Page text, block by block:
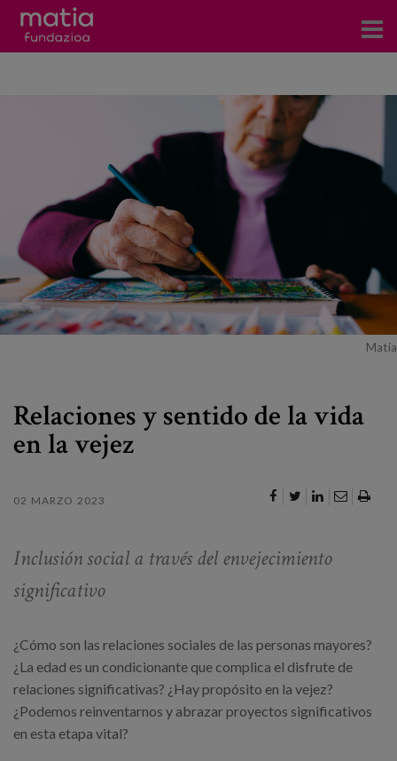
Noticias
Blog
Prensa
es
eu
Matia
Relaciones y sentido de la vida
en la vejez
02 MARZO 2023
Inclusión social a través del envejecimiento
significativo
¿Cómo son las relaciones sociales de las personas mayores?
¿La edad es un condicionante que complica el disfrute de
relaciones significativas? ¿Hay propósito en la vejez?
¿Podemos reinventarnos y abrazar proyectos significativos
en esta etapa vital?